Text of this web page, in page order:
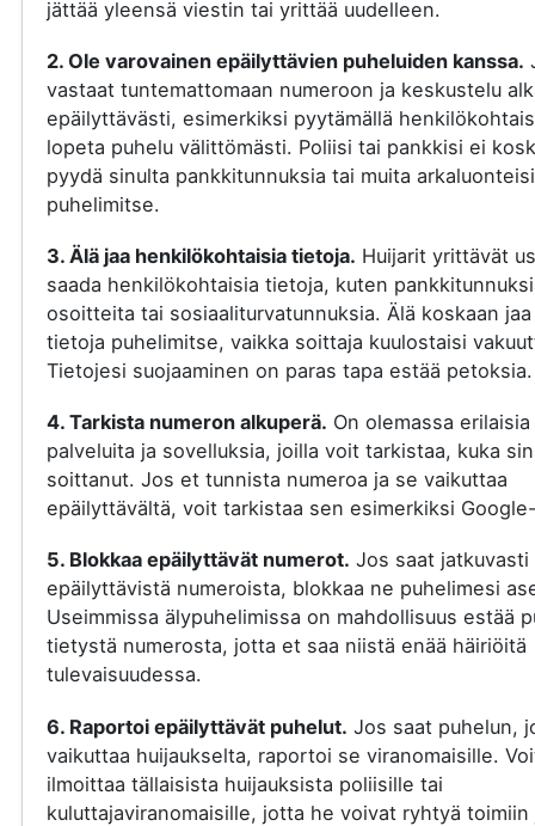
jättää yleensä viestin tai yrittää uudelleen.
2. Ole varovainen epäilyttävien puheluiden kanssa.
vastaat tuntemattomaan numeroon ja keskustelu
epäilyttävästi, esimerkiksi pyytämällä
lopeta puhelu välittömästi. Poliisi tai pankkisi ei
pyydä sinulta pankkitunnuksia tai muita
puhelimitse.
3. Älä jaa henkilökohtaisia tietoja. Huijarit yrittävät
saada henkilökohtaisia tietoja, kuten
osoitteita tai sosiaaliturvatunnuksia. Älä koskaan
tietoja puhelimitse, vaikka soittaja kuulostaisi
Tietojesi suojaaminen on paras tapa estää petoksia.
4. Tarkista numeron alkuperä. On olemassa erilaisia
palveluita ja sovelluksia, joilla voit tarkistaa, kuka
soittanut. Jos et tunnista numeroa ja se vaikuttaa
epäilyttävältä, voit tarkistaa sen esimerkiksi
5. Blokkaa epäilyttävät numerot. Jos saat jatkuvasti
epäilyttävistä numeroista, blokkaa ne puhelimesi
Useimmissa älypuhelimissa on mahdollisuus estää
tietystä numerosta, jotta et saa niistä enää häiriöitä
tulevaisuudessa.
6. Raportoi epäilyttävät puhelut. Jos saat puhelun,
vaikuttaa huijaukselta, raportoi se viranomaisille.
ilmoittaa tällaisista huijauksista poliisille tai
kuluttajaviranomaisille, jotta he voivat ryhtyä toimiin